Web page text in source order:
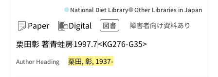
Paper Digital 図書 障害者向け資料あり
栗田彰 著青蛙房1997.7<KG276-G35>
National Diet Library Other Libraries in Japan
Author Heading 栗田, 彰, 1937-